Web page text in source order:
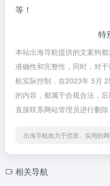
等！
特
本站出海导航提供的文案狗
准确性和完整性，同时，对
航实际控制，在2023年 5月
的内容，都属于合规合法，
直接联系网站管理员进行删
出海导航致力于优质、实用的
相关导航